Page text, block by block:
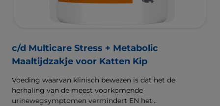
c/d Multicare Stress + Metabolic
Maaltijdzakje voor Katten Kip
Voeding waarvan klinisch bewezen is dat het de
herhaling van de meest voorkomende
urinewegsymptomen vermindert EN het